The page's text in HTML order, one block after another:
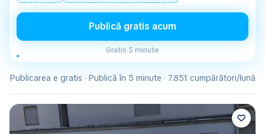
Publică gratis acum
Gratis·5 minute
Publicarea e gratis · Publică în 5 minute · 7.851 cumpărători/lună